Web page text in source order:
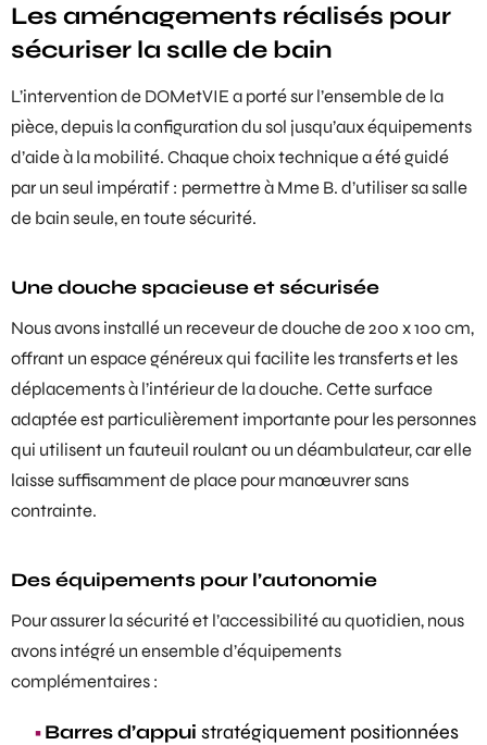
Les aménagements réalisés pour
sécuriser la salle de bain
L’intervention de DOMetVIE a porté sur l’ensemble de la
pièce, depuis la configuration du sol jusqu’aux équipements
d’aide à la mobilité. Chaque choix technique a été guidé
par un seul impératif : permettre à Mme B. d’utiliser sa salle
de bain seule, en toute sécurité.
Une douche spacieuse et sécurisée
Nous avons installé un receveur de douche de 200 x 100 cm,
offrant un espace généreux qui facilite les transferts et les
déplacements à l’intérieur de la douche. Cette surface
adaptée est particulièrement importante pour les personnes
qui utilisent un fauteuil roulant ou un déambulateur, car elle
laisse suffisamment de place pour manœuvrer sans
contrainte.
Des équipements pour l’autonomie
Pour assurer la sécurité et l’accessibilité au quotidien, nous
avons intégré un ensemble d’équipements
complémentaires :
Barres d’appui stratégiquement positionnées